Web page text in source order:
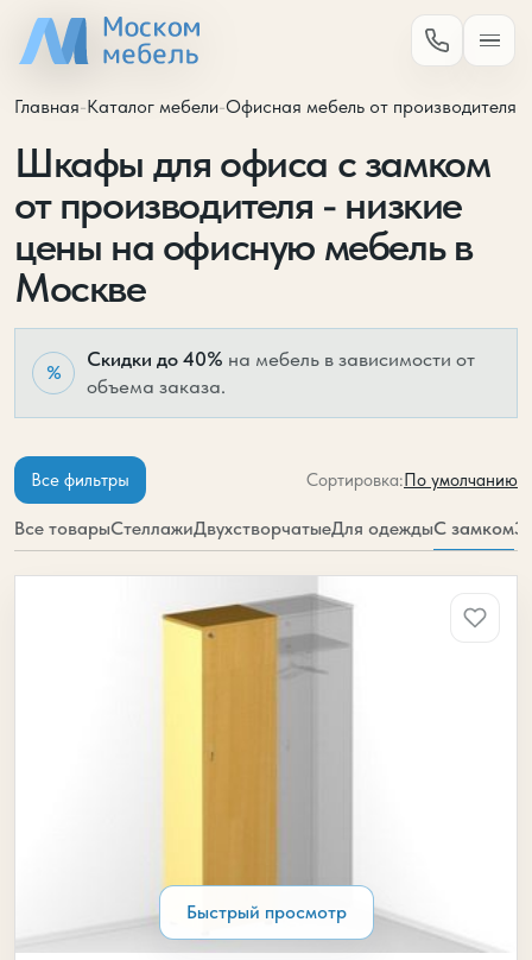
Главная-Каталог мебели-Офисная мебель от производителя
Шкафы для офиса с замком
от производителя - низкие
цены на офисную мебель в
Москве
%
Скидки до 40% на мебель в зависимости от
объема заказа.
Все фильтры
Все товарыСтеллажиДвухстворчатыеДля одеждыС замком
Сортировка:По умолчанию
Шкафы для офиса с замком
Быстрый просмотр